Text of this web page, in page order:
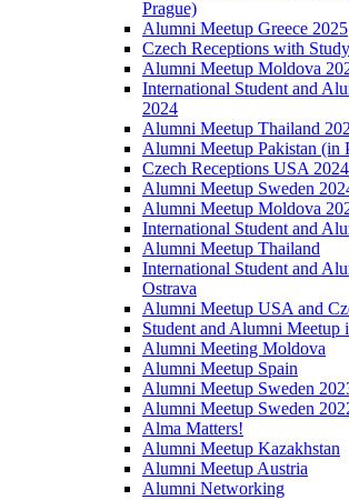
Prague)
Alumni Meetup Greece 2025
Czech Receptions with
Alumni Meetup Moldova
International Student and
2024
Alumni Meetup Thailand
Alumni Meetup Pakistan (in
Czech Receptions USA 2024
Alumni Meetup Sweden
Alumni Meetup Moldova
International Student and
Alumni Meetup Thailand
International Student and
Ostrava
Alumni Meetup USA and
Student and Alumni Meetup
Alumni Meeting Moldova
Alumni Meetup Spain
Alumni Meetup Sweden
Alumni Meetup Sweden
Alma Matters!
Alumni Meetup Kazakhstan
Alumni Meetup Austria
Alumni Networking